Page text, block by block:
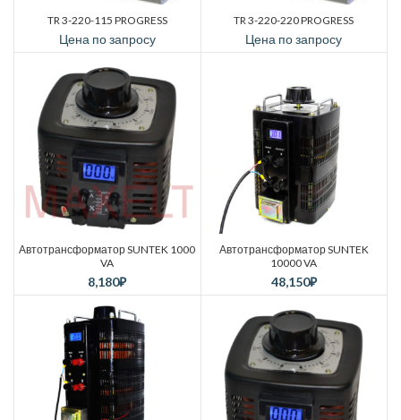
TR 3-220-115 PROGRESS
Цена по запросу
TR 3-220-220 PROGRESS
Цена по запросу
Автотрансформатор SUNTEK 1000
VA
8,180₽
Автотрансформатор SUNTEK
10000 VA
48,150₽